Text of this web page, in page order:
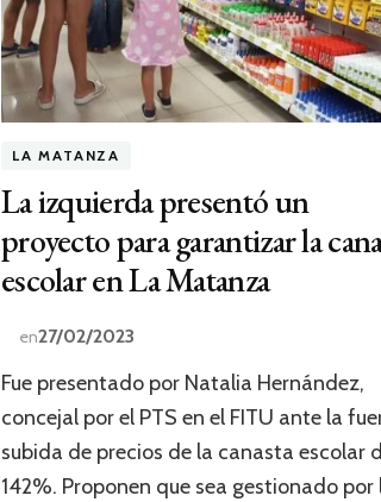
LA MATANZA
La izquierda presentó un
proyecto para garantizar la
escolar en La Matanza
en27/02/2023
Fue presentado por Natalia Hernández,
concejal por el PTS en el FITU ante la
subida de precios de la canasta escolar
142%. Proponen que sea gestionado por